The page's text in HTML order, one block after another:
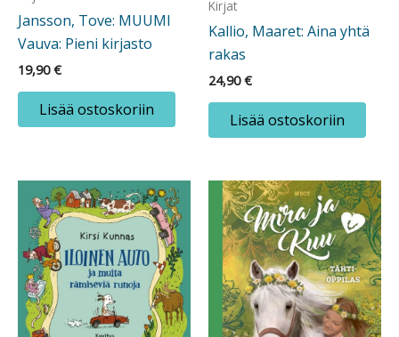
Jansson, Tove: MUUMI
Vauva: Pieni kirjasto
19,90€
Lisää ostoskoriin
Kirjat
Kallio, Maaret: Aina yhtä
rakas
24,90€
Lisää ostoskoriin